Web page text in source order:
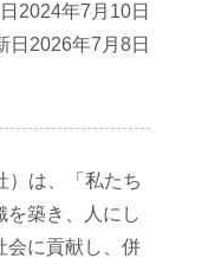
7月10日
年7月8日
）は、「私たち
を築き、人にし
会に貢献し、併